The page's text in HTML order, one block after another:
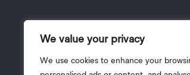
We value your privacy
We use cookies to enhance your